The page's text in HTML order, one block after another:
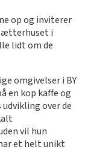
op og inviterer
i
lidt om de
omgivelser i BY
en kop kaffe og
over de
vil hun
et helt unikt